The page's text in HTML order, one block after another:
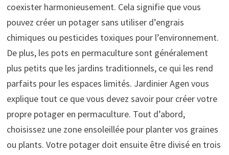
coexister harmonieusement. Cela signifie que vous
pouvez créer un potager sans utiliser d’engrais
chimiques ou pesticides toxiques pour l’environnement.
De plus, les pots en permaculture sont généralement
plus petits que les jardins traditionnels, ce qui les rend
parfaits pour les espaces limités. Jardinier Agen vous
explique tout ce que vous devez savoir pour créer votre
propre potager en permaculture. Tout d’abord,
choisissez une zone ensoleillée pour planter vos graines
ou plants. Votre potager doit ensuite être divisé en trois